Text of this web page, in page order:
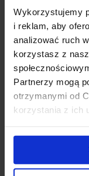
Wykorzystujemy
i reklam, aby
analizować ruch
korzystasz z
Partnerzy mogą
otrzymanymi od
korzystania z ich
pozwolenie na
Listopadzie.
Powiązane
Nowi najemcy
2013)
Wielkie